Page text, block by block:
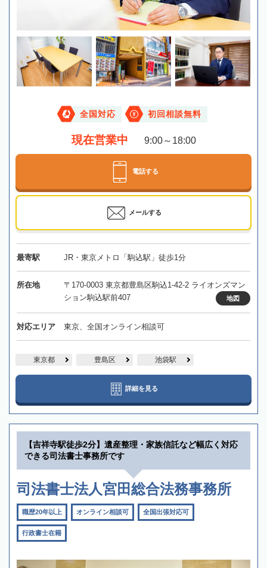
全国対応 初回相談無料
現在営業中 9:00～18:00
電話する
メールする
最寄駅 JR・東京メトロ「駒込駅」徒歩1分
所在地
〒170-0003 東京都豊島区駒込1-42-2 ライオンズマン
ション駒込駅前407
地図
対応エリア 東京、全国オンライン相談可
東京都 豊島区 池袋駅
詳細を見る
【吉祥寺駅徒歩2分】遺産整理・家族信託など幅広く対応
できる司法書士事務所です
司法書士法人宮田総合法務事務所
職歴20年以上 オンライン相談可 全国出張対応可
行政書士在籍